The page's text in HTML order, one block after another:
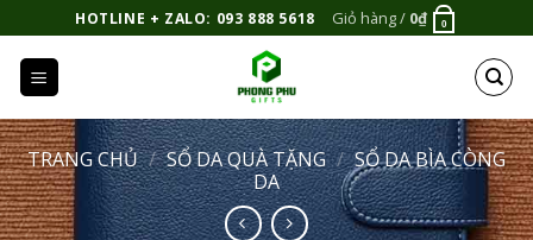
qua
dung
HOTLINE + ZALO: 093 888 5618 Giỏ hàng / 0₫ 0
TRANG CHỦ / SỔ DA QUÀ TẶNG / SỔ DA BÌA CÒNG
DA